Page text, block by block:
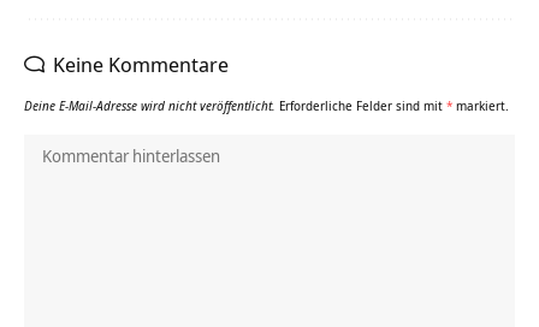
Keine Kommentare
Deine E-Mail-Adresse wird nicht veröffentlicht. Erforderliche Felder sind mit * markiert.